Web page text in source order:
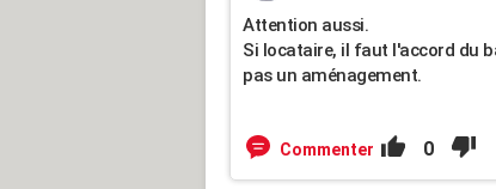
Attention aussi.
Si locataire, il faut l'accord du
pas un aménagement.
Commenter 0